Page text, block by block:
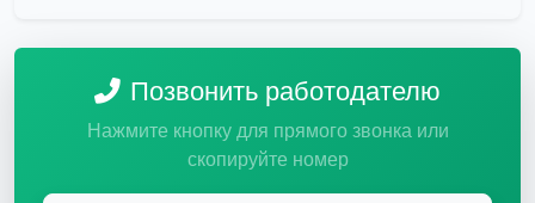
Позвонить работодателю
Нажмите кнопку для прямого звонка или
скопируйте номер